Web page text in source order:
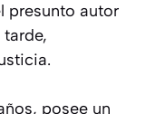
presunto autor
posee un